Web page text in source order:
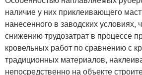
наличие у них приклеивающего
нанесенного в заводских условиях,
снижению трудозатрат в процессе
кровельных работ по сравнению с
традиционных материалов,
непосредственно на объекте